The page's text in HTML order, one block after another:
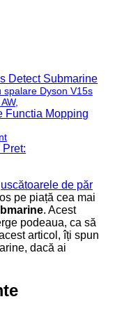
Detect Submarine
spalare Dyson V15s
Functia Mopping
uscătoarele de păr
pe piață cea mai
. Acest
podeaua, ca să
articol, îți spun
dacă ai